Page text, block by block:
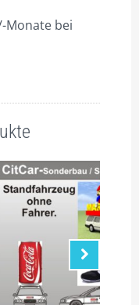
Monate bei
Nächste